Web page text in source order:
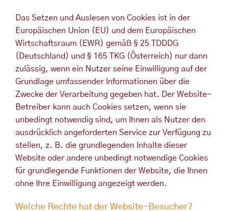
Das Setzen und Auslesen von Cookies ist in der
Europäischen Union (EU) und dem Europäischen
Wirtschaftsraum (EWR) gemäß § 25 TDDDG
(Deutschland) und § 165 TKG (Österreich) nur dann
zulässig, wenn ein Nutzer seine Einwilligung auf der
Grundlage umfassender Informationen über die
Zwecke der Verarbeitung gegeben hat. Der Website-
Betreiber kann auch Cookies setzen, wenn sie
unbedingt notwendig sind, um Ihnen als Nutzer den
ausdrücklich angeforderten Service zur Verfügung zu
stellen, z. B. die grundlegenden Inhalte dieser
Website oder andere unbedingt notwendige Cookies
für grundlegende Funktionen der Website, die Ihnen
ohne Ihre Einwilligung angezeigt werden.
Welche Rechte hat der Website-Besucher?